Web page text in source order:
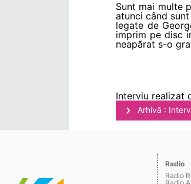
Sunt mai multe
atunci când
legate de
imprim pe disc
neapărat s-o
Interviu realizat
Arhivă :
Radio
Radio